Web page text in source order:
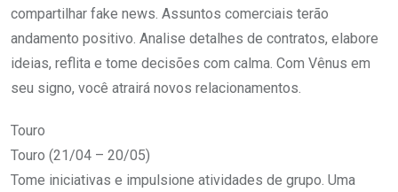
compartilhar fake news. Assuntos comerciais terão
andamento positivo. Analise detalhes de contratos, elabore
ideias, reflita e tome decisões com calma. Com Vênus em
seu signo, você atrairá novos relacionamentos.
Touro
Touro (21/04 – 20/05)
Tome iniciativas e impulsione atividades de grupo. Uma